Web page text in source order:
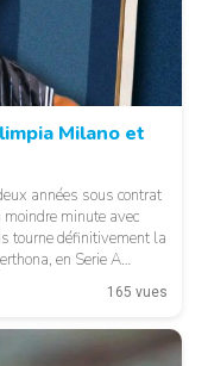
Milano et
années sous contrat
minute avec
tourne définitivement la
en Serie A
à Milan en 2024
165 vues